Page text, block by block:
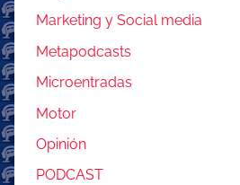
Marketing y Social media
Metapodcasts
Microentradas
Motor
Opinión
PODCAST